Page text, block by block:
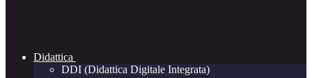
Didattica
DDI (Didattica Digitale Integrata)